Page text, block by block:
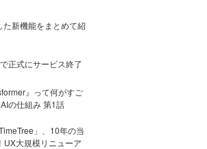
新機能をまとめて紹
正式にサービス終了
』って何がすご
の仕組み 第1話
」、10年の当
UX大規模リニューア